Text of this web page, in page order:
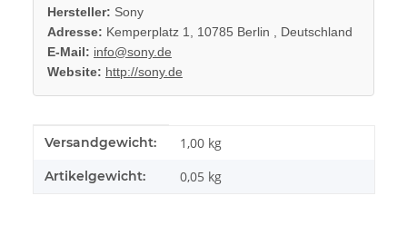
Hersteller: Sony
Adresse: Kemperplatz 1, 10785 Berlin , Deutschland
E-Mail: info@sony.de
Website: http://sony.de
Produkteigenschaft
Wert
Versandgewicht: 1,00 kg
Artikelgewicht: 0,05 kg